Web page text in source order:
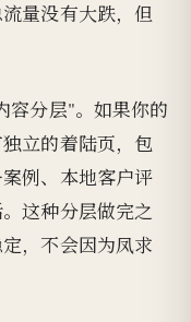
量没有大跌，但
容分层"。如果你的
立的着陆页，包
例、本地客户评
这种分层做完之
，不会因为凤求